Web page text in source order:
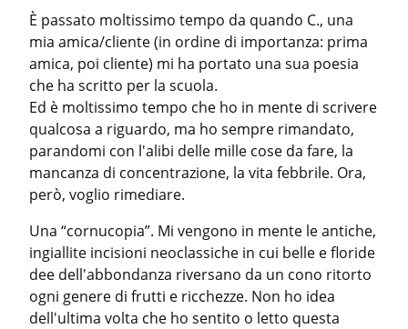
È passato moltissimo tempo da quando C., una
mia amica/cliente (in ordine di importanza: prima
amica, poi cliente) mi ha portato una sua poesia
che ha scritto per la scuola.
Ed è moltissimo tempo che ho in mente di scrivere
qualcosa a riguardo, ma ho sempre rimandato,
parandomi con l'alibi delle mille cose da fare, la
mancanza di concentrazione, la vita febbrile. Ora,
però, voglio rimediare.
Una “cornucopia”. Mi vengono in mente le antiche,
ingiallite incisioni neoclassiche in cui belle e floride
dee dell'abbondanza riversano da un cono ritorto
ogni genere di frutti e ricchezze. Non ho idea
dell'ultima volta che ho sentito o letto questa